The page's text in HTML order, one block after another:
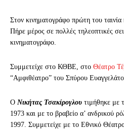
Στον κινηματογράφο πρώτη του
Πήρε μέρος σε πολλές τηλεοπτικές
κινηματογράφο.
Συμμετείχε στο ΚΘΒΕ, στο Θέατρο
“Αμφιθέατρο” του Σπύρου
Ο Νικήτας Τσακίρογλου τιμήθηκε με
1973 και με το βραβείο α’ ανδρικού
1997. Συμμετείχε με το Εθνικό